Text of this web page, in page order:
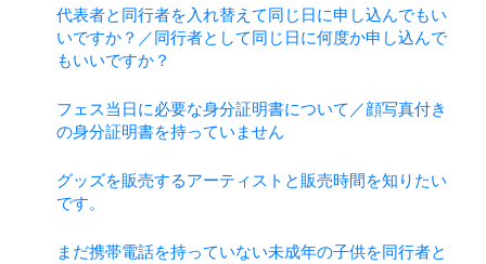
代表者と同行者を入れ替えて同じ日に申し込んでもい
いですか？／同行者として同じ日に何度か申し込んで
もいいですか？
フェス当日に必要な身分証明書について／顔写真付き
の身分証明書を持っていません
グッズを販売するアーティストと販売時間を知りたい
です。
まだ携帯電話を持っていない未成年の子供を同行者と